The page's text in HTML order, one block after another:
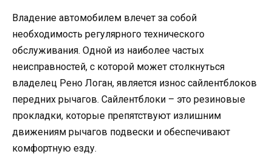
Владение автомобилем влечет за собой
необходимость регулярного технического
обслуживания. Одной из наиболее частых
неисправностей, с которой может столкнуться
владелец Рено Логан, является износ сайлентблоков
передних рычагов. Сайлентблоки – это резиновые
прокладки, которые препятствуют излишним
движениям рычагов подвески и обеспечивают
комфортную езду.